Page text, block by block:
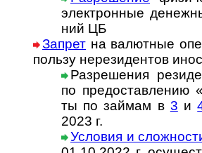
элект­рон­ные
ний ЦБ
Запрет на валютные
пользу не­ре­зи­ден­тов
Разрешения
по пред­остав­ле­нию
ты по займам в 3 и
2023 г.
Условия и